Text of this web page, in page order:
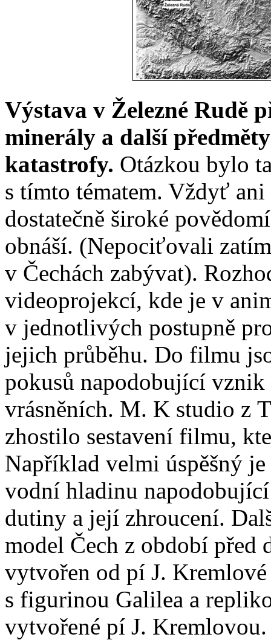
Výstava v Železné Rudě
minerály a další
katastrofy. Otázkou bylo
s tímto tématem. Vždyť
dostatečně široké
obnáší. (Nepociťovali
v Čechách zabývat).
videoprojekcí, kde je v
v jednotlivých postupně
jejich průběhu. Do filmu
pokusů napodobující
vrásněních. M. K studio z
zhostilo sestavení filmu,
Například velmi úspěšný
vodní hladinu
dutiny a její zhroucení.
model Čech z období
vytvořen od pí J. Kremlové
s figurinou Galilea a
vytvořené pí J. Kremlovou.